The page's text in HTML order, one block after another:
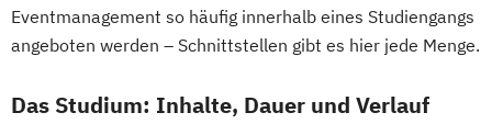
Eventmanagement so häufig innerhalb eines Studiengangs
angeboten werden – Schnittstellen gibt es hier jede Menge.
Das Studium: Inhalte, Dauer und Verlauf